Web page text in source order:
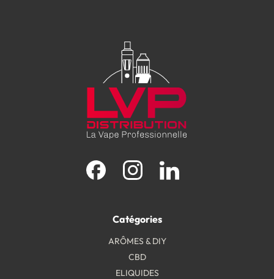
Catégories
ARÔMES & DIY
CBD
ELIQUIDES
Facebook Instagram